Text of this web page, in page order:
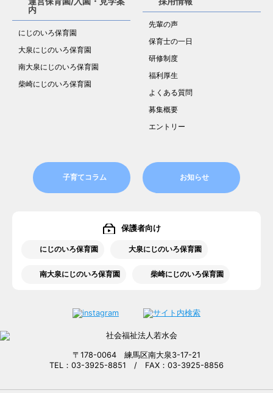
内
にじのいろ保育園
大泉にじのいろ保育園
南大泉にじのいろ保育園
柴崎にじのいろ保育園
先輩の声
保育士の一日
研修制度
福利厚生
よくある質問
募集概要
エントリー
子育てコラム お知らせ
保護者向け
にじのいろ保育園 大泉にじのいろ保育園
南大泉にじのいろ保育園 柴崎にじのいろ保育園
〒178-0064 練馬区南大泉3-17-21
TEL：03-3925-8851 / FAX：03-3925-8856